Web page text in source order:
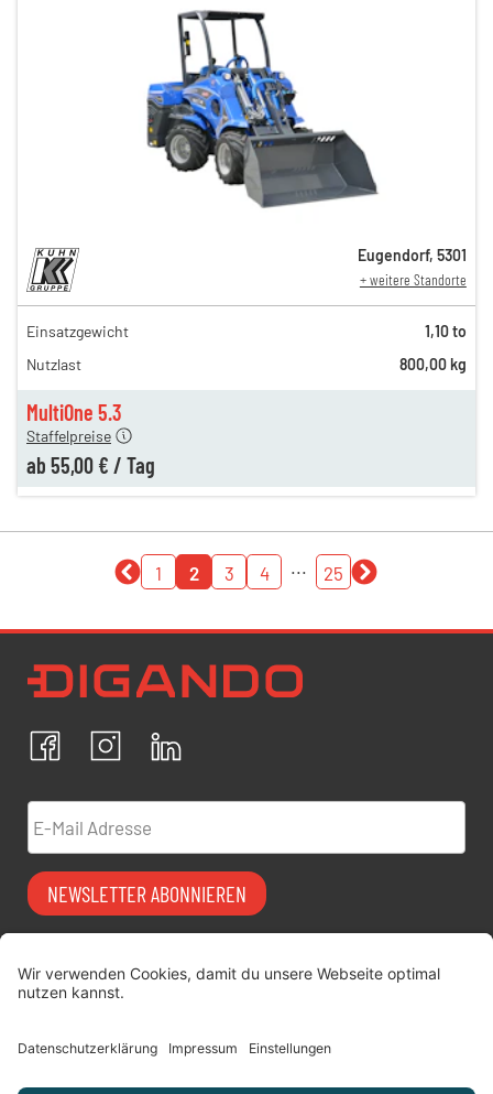
MultiOne 5.3
105,00 €
80,00 €
Staffelpreise
ab 55,00 € / Tag
Eugendorf, 5301
+ weitere Standorte
Einsatzgewicht
1,10 to
Nutzlast
800,00 kg
1 2 3 4 ... 25
FacebookInstagram
Ich bestätige, dass ich die
Datenschutzrichtlinien
personenbezogenen Daten einverstanden.
E-Mail Adresse
NEWSLETTER ABONNIEREN
Vermiet-Partner
digitimes | blog
Über uns
FAQ
Datenschutz